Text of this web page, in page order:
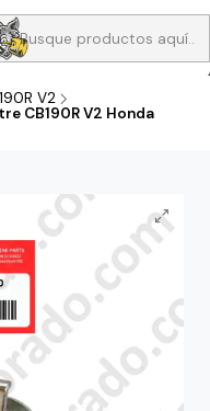
o 1 Aceite semi
o CBF160M a 13
V2
CB190R V2 Honda